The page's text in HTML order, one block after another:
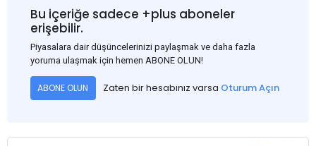
Bu nedenle USD, en yüksek USD-RMB döviz kuru olan
1:7.31'den 1:7.26'ya gerileyerek çelik fiyatını 3-5$ civarında
etkiledi. Bakalım ilerleyen günlerde neler göreceğiz, Çin'de
fiyatlar nasıl ilerleyecek?
Bu içeriğe sadece +plus aboneler
erişebilir.
Piyasalara dair düşüncelerinizi paylaşmak ve daha fazla
yoruma ulaşmak için hemen ABONE OLUN!
ABONE OLUN Zaten bir hesabınız varsa Oturum Açın